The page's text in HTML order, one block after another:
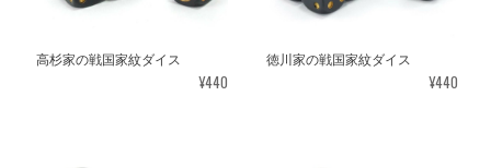
高杉家の戦国家紋ダイス
¥440
徳川家の戦国家紋ダイス
¥440